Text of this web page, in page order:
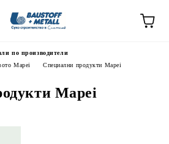
по производители
Mapei
Специални продукти Mapei
Mapei